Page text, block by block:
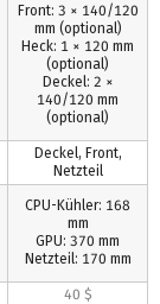
Front: 3 × 140/120
mm (optional)
Heck: 1 × 120 mm
(optional)
Deckel: 2 ×
140/120 mm
(optional)
Deckel, Front,
Netzteil
CPU-Kühler: 168
mm
GPU: 370 mm
Netzteil: 170 mm
40 $